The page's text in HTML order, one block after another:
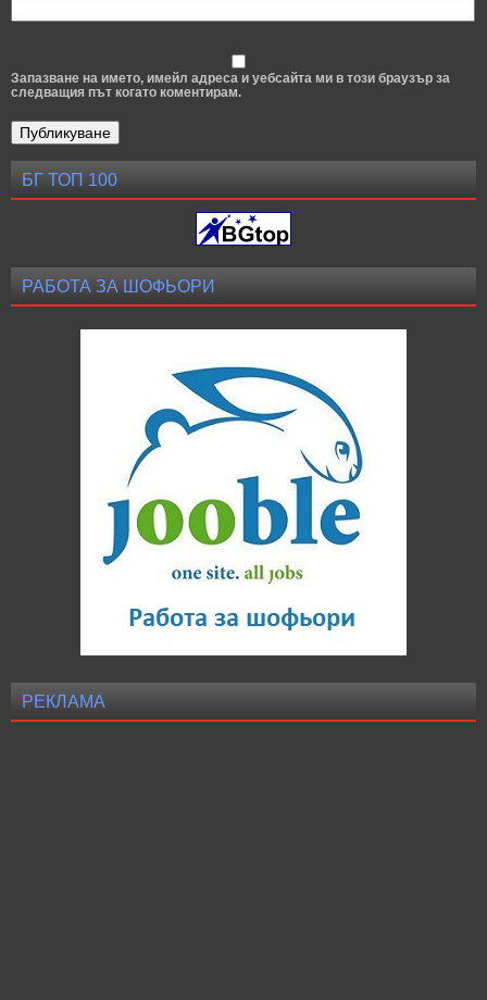
Запазване на името, имейл адреса и уебсайта ми в този браузър за
следващия път когато коментирам.
БГ ТОП 100
РАБОТА ЗА ШОФЬОРИ
РЕКЛАМА